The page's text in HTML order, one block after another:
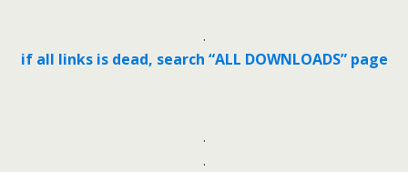
.
if all links is dead, search “ALL DOWNLOADS” page
.
.